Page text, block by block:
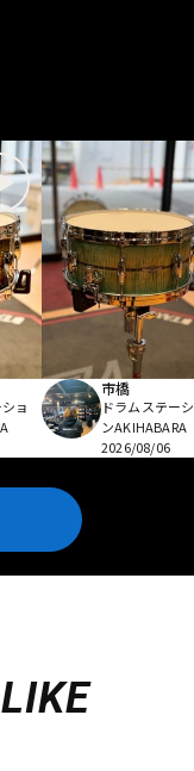
ョ
市橋
ドラムステー
ンAKIHABARA
2026/08/06